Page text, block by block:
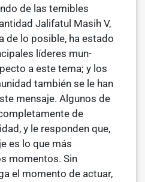
de las temibles
Jalifatul Masih V,
de lo posible, ha estado
líderes mun­
a este tema; y los
también se le han
mensaje. Algunos de
de
y le responden que,
es lo que más
momentos. Sin
el momento de actuar,